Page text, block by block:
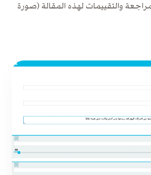
والتقييمات لهذه المقالة (صورة